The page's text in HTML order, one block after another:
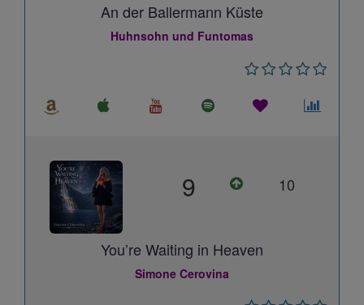
An der Ballermann Küste
Huhnsohn und Funtomas
9 10
You’re Waiting in Heaven
Simone Cerovina